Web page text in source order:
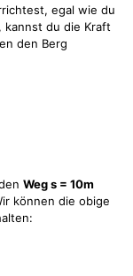
egal wie du
kannst du die Kraft
den Berg
Weg s = 10m
können die obige